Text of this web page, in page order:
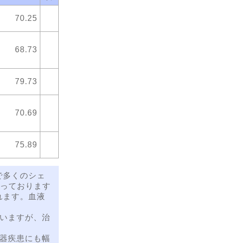
70.25
68.73
79.73
70.69
75.89
くのシェ
ております
す。血液
ますが、治
疾患にも幅